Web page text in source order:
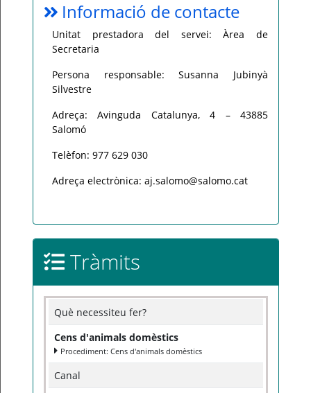
Informació de contacte
Unitat prestadora del servei: Àrea de
Secretaria
Persona responsable: Susanna Jubinyà
Silvestre
Adreça: Avinguda Catalunya, 4 – 43885
Salomó
Telèfon: 977 629 030
Adreça electrònica: aj.salomo@salomo.cat
Tràmits
Què necessiteu fer?
Cens d'animals domèstics
Procediment: Cens d'animals domèstics
Canal